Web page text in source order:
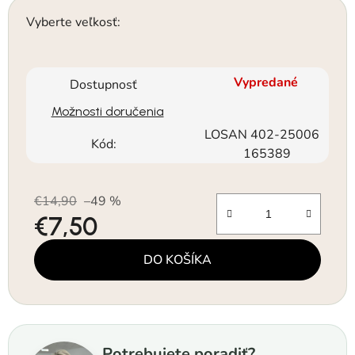
Vyberte veľkosť:
Dostupnosť Vypredané
Možnosti doručenia
Kód:
LOSAN 402-25006
165389
€14,90 –49 %
€7,50
Jednotková cena: DO KOŠÍKA